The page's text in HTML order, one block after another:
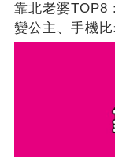
靠北老婆TOP8
變公主、手機